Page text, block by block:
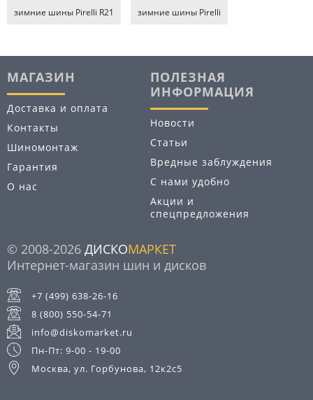
зимние шины Pirelli R21 зимние шины Pirelli
МАГАЗИН
Доставка и оплата
Контакты
Шиномонтаж
Гарантия
О нас
ПОЛЕЗНАЯ
ИНФОРМАЦИЯ
Новости
Статьи
Вредные заблуждения
С нами удобно
Акции и
спецпредложения
© 2008-2026 ДИСКОМАРКЕТ
Интернет-магазин шин и дисков
+7 (499) 638-26-16
8 (800) 550-54-71
info@diskomarket.ru
Пн-Пт: 9-00 - 19-00
Москва, ул. Горбунова, 12к2с5